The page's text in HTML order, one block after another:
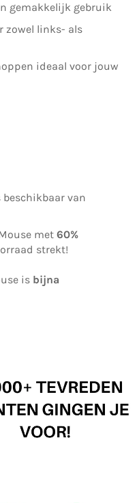
gemakkelijk gebruik
zowel links- als
ideaal voor jouw
van
met 60%
strekt!
is bijna